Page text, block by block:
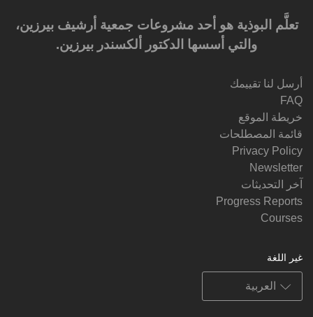
تعلَّم البوذية هو أحد مشروعات جمعية أرشيف بيرزين،
والتي أسسها الدكتور ألكسندر بيرزين.‎‎
أرسل لنا تقييمك
FAQ
خريطة الموقع
قائمة المصطلحات
Privacy Policy
Newsletter
آخر التحديثات
Progress Reports
Courses
غير اللغة